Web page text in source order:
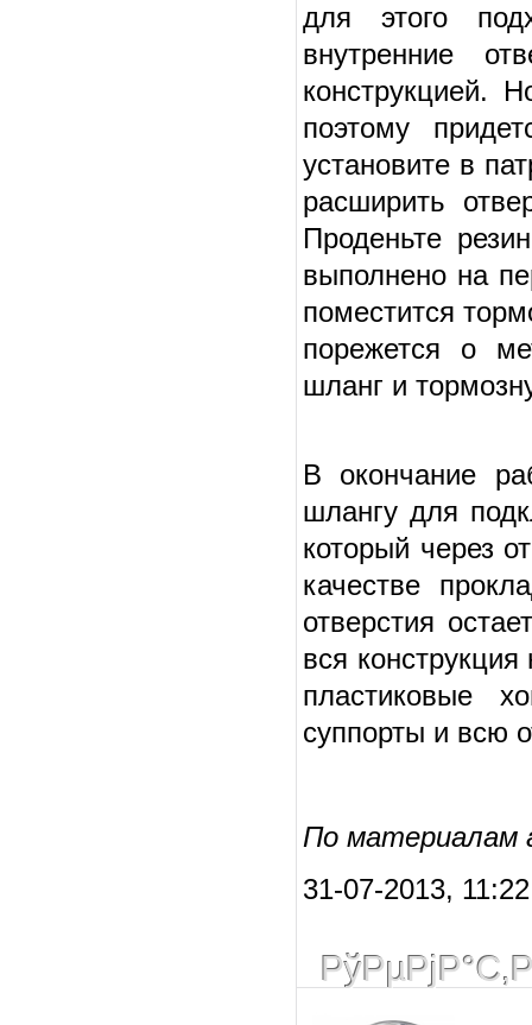
для этого
внутренние
конструкцией.
поэтому
установите в
расширить
Проденьте
выполнено на
поместится
порежется о
шланг и
В окончание
шлангу для
который через
качестве
отверстия
вся
пластиковые
суппорты и всю
По материалам
31-07-2013,